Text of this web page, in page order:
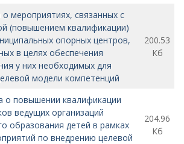
мероприятиях, связанных с
(повышением квалификации)
опорных центров,
в целях обеспечения
у них необходимых для
модели компетенций
200.53
Кб
о повышении квалификации
ведущих организаций
образования детей в рамках
по внедрению целевой
204.96
Кб